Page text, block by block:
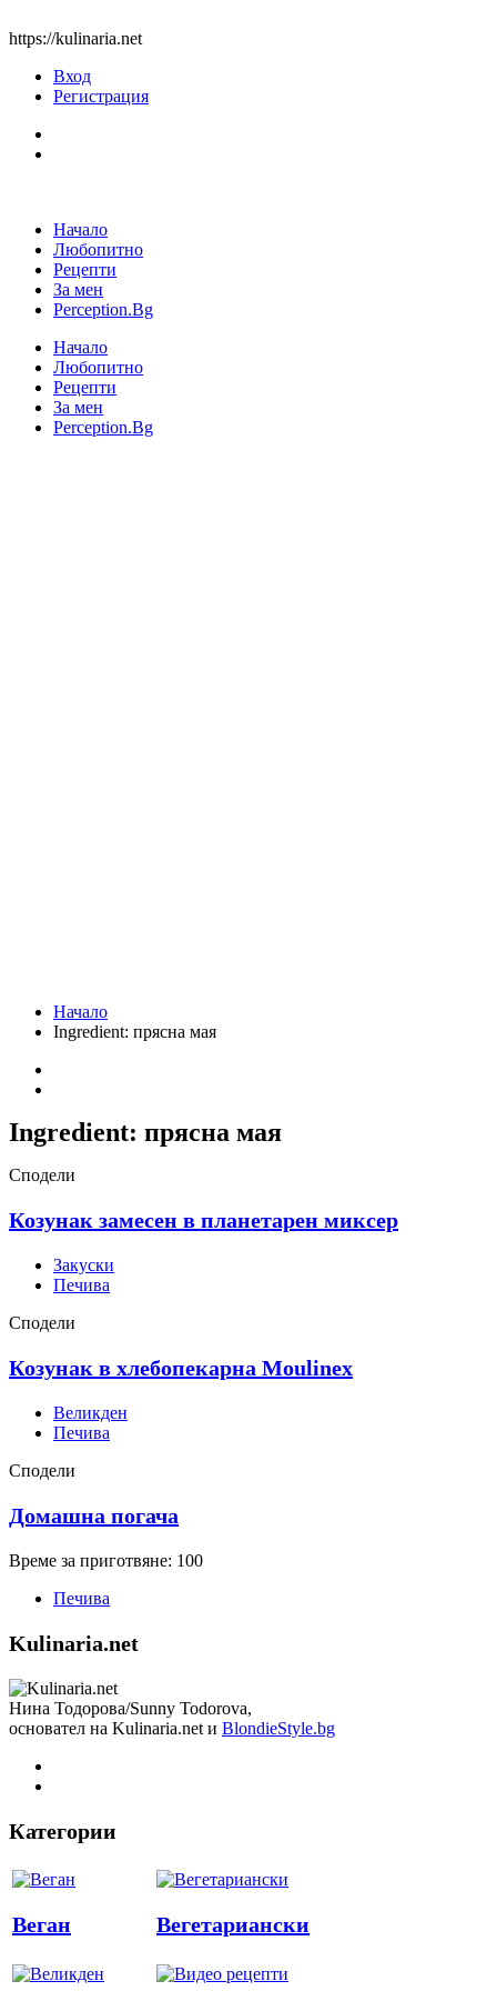
https://kulinaria.net
Вход
Регистрация
Начало
Любопитно
Рецепти
За мен
Perception.Bg
Начало
Любопитно
Рецепти
За мен
Perception.Bg
Начало
Ingredient: прясна мая
Ingredient: прясна мая
Сподели
Козунак замесен в планетарен миксер
Закуски
Печива
Сподели
Козунак в хлебопекарна Moulinex
Великден
Печива
Сподели
Домашна погача
Време за приготвяне: 100
Печива
Kulinaria.net
Нина Тодорова/Sunny Todorova,
основател на Kulinaria.net и BlondieStyle.bg
Категории
Веган Вегетариански